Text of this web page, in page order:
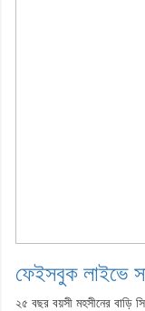
ফেইসবুক লাইভে
২৫ বছর বয়সী মহসীনের বাড়ি